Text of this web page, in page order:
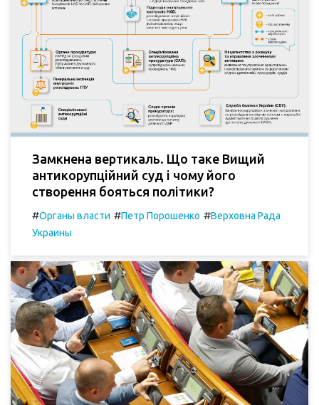
Замкнена вертикаль. Що таке Вищий
антикорупційний суд і чому його
створення бояться політики?
#Органы власти #Петр Порошенко #Верховна Рада
Украины